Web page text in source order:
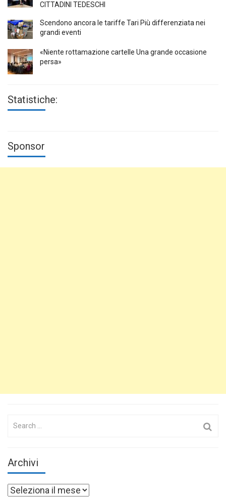
CITTADINI TEDESCHI
Scendono ancora le tariffe Tari Più differenziata nei
grandi eventi
«Niente rottamazione cartelle Una grande occasione
persa»
Statistiche:
Sponsor
Search
Archivi
Archivi